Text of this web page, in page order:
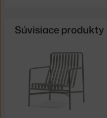
Súvisiace produkty